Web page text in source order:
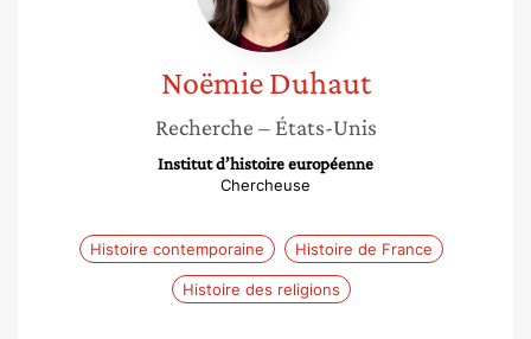
Noëmie Duhaut
Recherche – États-Unis
Institut d’histoire européenne
Chercheuse
Histoire contemporaine Histoire de France
Histoire des religions